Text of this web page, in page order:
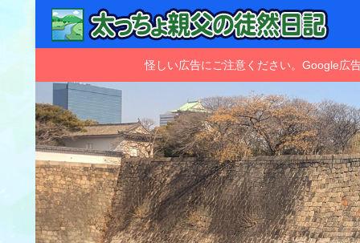
怪しい広告にご注意ください。Google広